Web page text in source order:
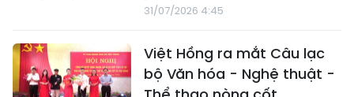
31/07/2026 4:45
Việt Hồng ra mắt Câu lạc
bộ Văn hóa - Nghệ thuật -